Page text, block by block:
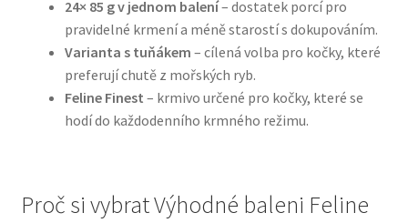
Happy Dog — Německá kvalita a přirozené složení
Hill’s pro psy
24× 85 g v jednom balení– dostatek porcí pro
pravidelné krmení a méně starostí s dokupováním.
Varianta s tuňákem – cílená volba pro kočky, které
preferují chutě z mořských ryb.
Feline Finest – krmivo určené pro kočky, které se
hodí do každodenního krmného režimu.
Proč si vybrat Výhodné baleni Feline